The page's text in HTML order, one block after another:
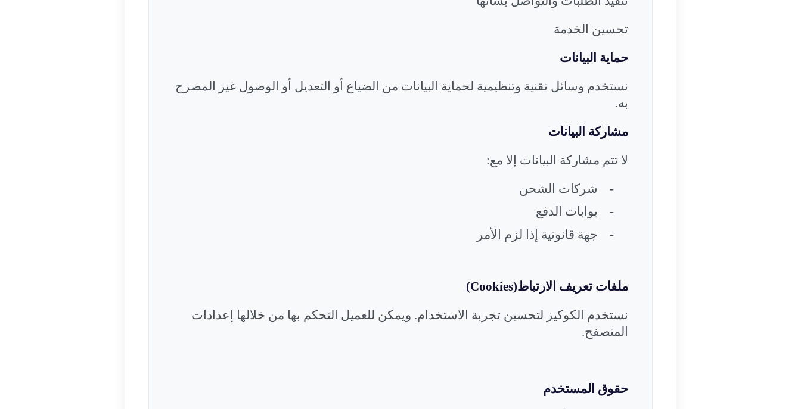
تحسين الخدمة
حماية البيانات
نستخدم وسائل تقنية وتنظيمية لحماية البيانات من الضياع أو التعديل أو الوصول غير المصرح
به.
مشاركة البيانات
لا تتم مشاركة البيانات إلا مع:
-
شركات الشحن
-
بوابات الدفع
-
جهة قانونية إذا لزم الأمر
ملفات تعريف الارتباط(Cookies)
نستخدم الكوكيز لتحسين تجربة الاستخدام. ويمكن للعميل التحكم بها من خلالها إعدادات
المتصفح.
حقوق المستخدم